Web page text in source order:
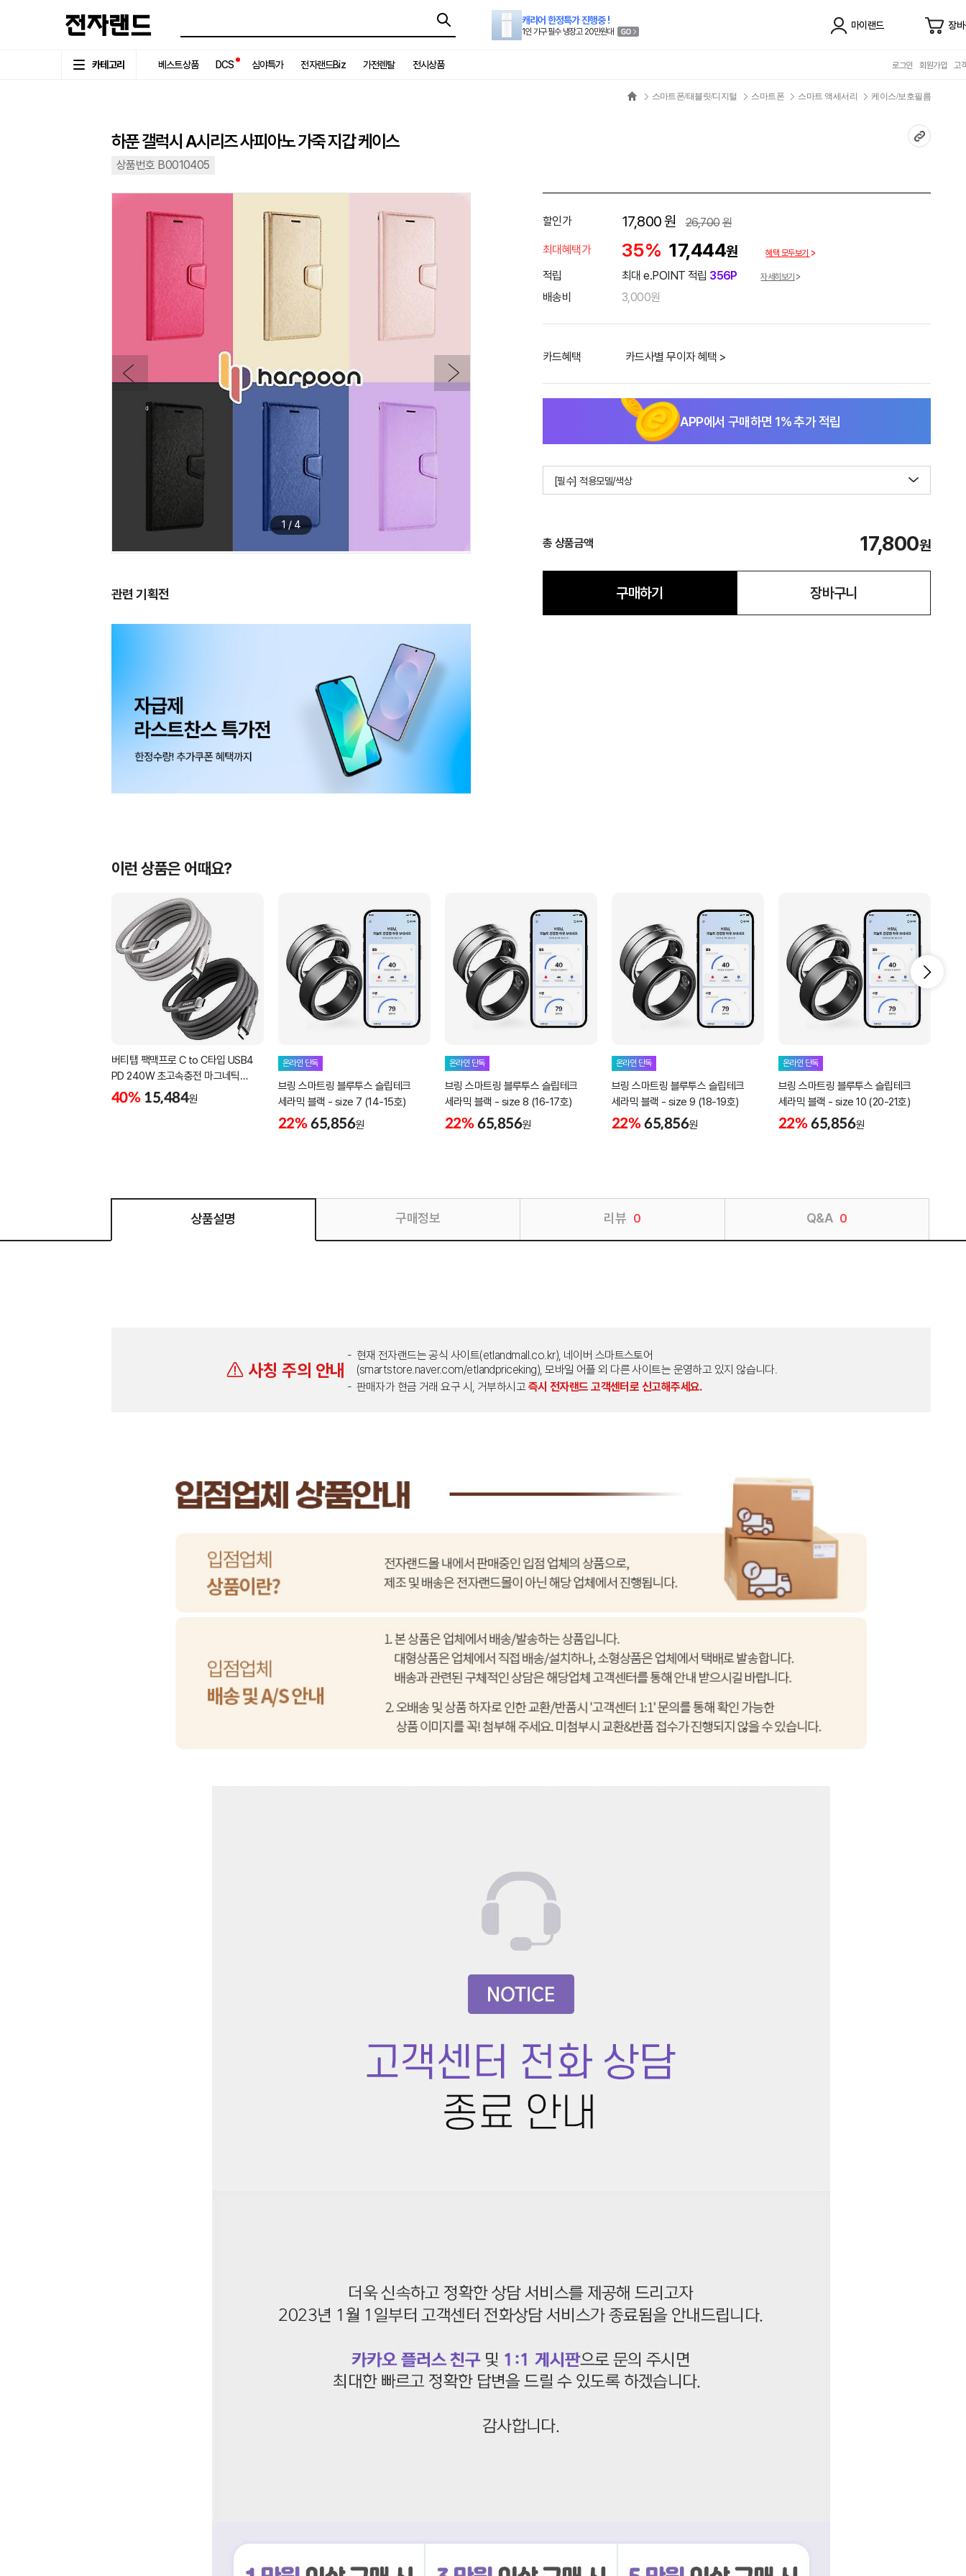
캐리어 한정특가 진행중 !
1인 가구 필수 냉장고 20만원대
마이랜드 장
카테고리 베스트상품 DCS 심야특가 전자랜드Biz 가전렌탈 전시상품 로그인 회원가입 고
스마트폰/태블릿/디지털 스마트폰 스마트 액세서리 케이스/보호필름
하푼 갤럭시 A시리즈 사피아노 가죽 지갑 케이스
상품번호 B0010405
1/ 4
관련 기획전
할인가 17,800원 26,700원
최대혜택가
35% 17,444원 혜택 모두보기
적립 최대 e.POINT 적립 356P 자세히보기
배송비 3,000원
카드혜택 카드사별 무이자 혜택 >
APP에서 구매하면 1% 추가 적립
[필수] 적용모델/색상
총 상품금액 17,800원
구매하기 장바구니
이런 상품은 어때요?
버티탭 팩맥프로 C to C타입 USB4
PD 240W 초고속충전 마그네틱
케이블 1m
40% 15,484원
온라인 단독
브링 스마트링 블루투스 슬립테크
세라믹 블랙 - size 7 (14-15호)
22% 65,856원
온라인 단독
브링 스마트링 블루투스 슬립테크
세라믹 블랙 - size 8 (16-17호)
22% 65,856원
온라인 단독
브링 스마트링 블루투스 슬립테크
세라믹 블랙 - size 9 (18-19호)
22% 65,856원
온라인 단독
브링 스마트링 블루투스 슬립테크
세라믹 블랙 - size 10 (20-21호)
22% 65,856원
상품설명 구매정보 리뷰 0 Q&A 0
사칭 주의 안내
현재 전자랜드는 공식 사이트(etlandmall.co.kr), 네이버 스마트스토어
(smartstore.naver.com/etlandpriceking), 모바일 어플 외 다른 사이트는 운영하고 있지 않습니다.
판매자가 현금 거래 요구 시, 거부하시고 즉시 전자랜드 고객센터로 신고해주세요.